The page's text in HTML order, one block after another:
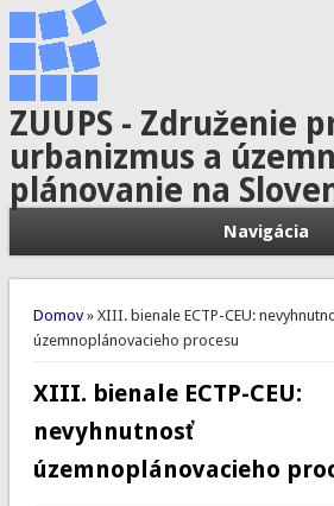
ZUUPS - Združenie
urbanizmus a
plánovanie na
Navigácia
Nachádzate sa tu
Domov» XIII. bienale ECTP-CEU:
územnoplánovacieho procesu
XIII. bienale ECTP-CEU:
nevyhnutnosť
územnoplánovacieho
Vyhľadávanie